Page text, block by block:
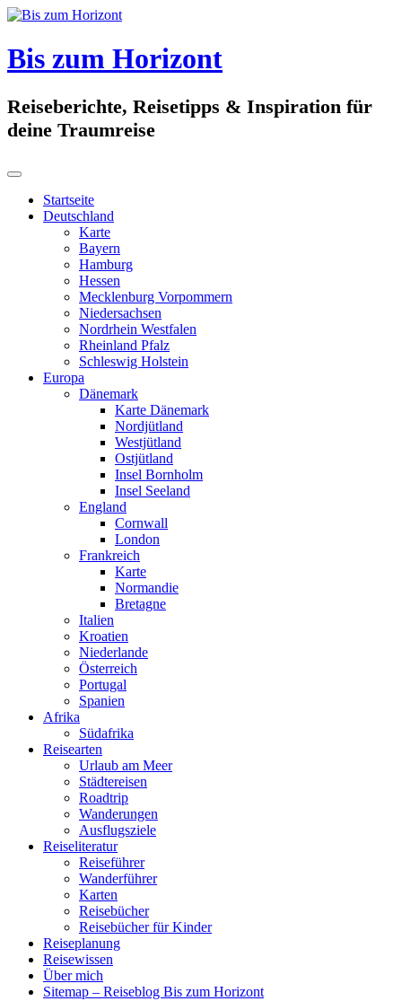
Skip
content
Bis zum Horizont
Reiseberichte, Reisetipps & Inspiration für
deine Traumreise
Startseite
Deutschland
Karte
Bayern
Hamburg
Hessen
Mecklenburg Vorpommern
Niedersachsen
Nordrhein Westfalen
Rheinland Pfalz
Schleswig Holstein
Europa
Dänemark
Karte Dänemark
Nordjütland
Westjütland
Ostjütland
Insel Bornholm
Insel Seeland
England
Cornwall
London
Frankreich
Karte
Normandie
Bretagne
Italien
Kroatien
Niederlande
Österreich
Portugal
Spanien
Afrika
Südafrika
Reisearten
Urlaub am Meer
Städtereisen
Roadtrip
Wanderungen
Ausflugsziele
Reiseliteratur
Reiseführer
Wanderführer
Karten
Reisebücher
Reisebücher für Kinder
Reiseplanung
Reisewissen
Über mich
Sitemap – Reiseblog Bis zum Horizont